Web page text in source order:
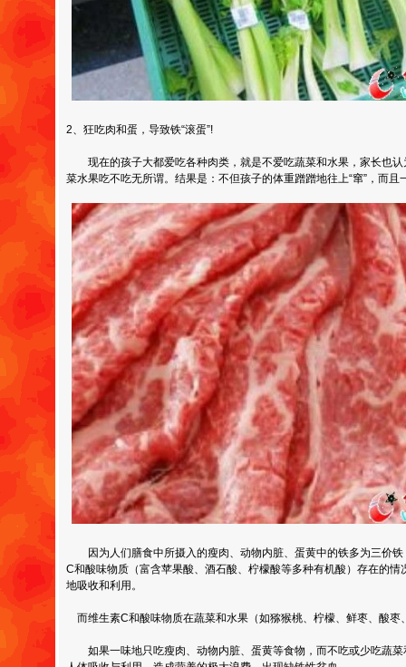
2、狂吃肉和蛋，导致铁“滚蛋”!
现在的孩子大都爱吃各种肉类，就是不爱吃蔬菜和水果，家长也认
菜水果吃不吃无所谓。结果是：不但孩子的体重蹭蹭地往上“窜”，而
因为人们膳食中所摄入的瘦肉、动物内脏、蛋黄中的铁多为三价铁
C和酸味物质（富含苹果酸、酒石酸、柠檬酸等多种有机酸）存在的
地吸收和利用。
而维生素C和酸味物质在蔬菜和水果（如猕猴桃、柠檬、鲜枣、酸枣
如果一味地只吃瘦肉、动物内脏、蛋黄等食物，而不吃或少吃蔬菜